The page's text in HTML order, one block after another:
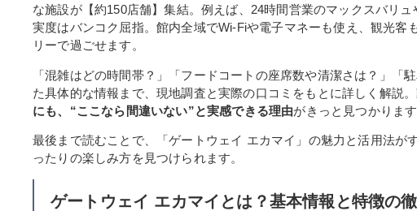
な施設が【約150店舗】集結。例えば、24時間営業のマックスバリ
実度はバンコク屈指。館内全域でWi-Fiや電子マネーも使え、観光客
リーで過ごせます。
「混雑はどの時間帯？」「フードコートの座席数や清潔さは？」「
た具体的な情報まで、現地調査と実際の口コミをもとに詳しく解説。
にも、“ここなら間違いない”と実感できる理由がきっと見つかります
最後まで読むことで、「ゲートウェイ エカマイ」の魅力と活用法が
ったりの楽しみ方を見つけられます。
ゲートウェイ エカマイとは？基本情報と特徴の